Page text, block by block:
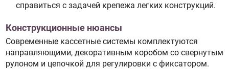
справиться с задачей крепежа легких конструкций.
Конструкционные нюансы
Современные кассетные системы комплектуются
направляющими, декоративным коробом со свернутым
рулоном и цепочкой для регулировки с фиксатором.